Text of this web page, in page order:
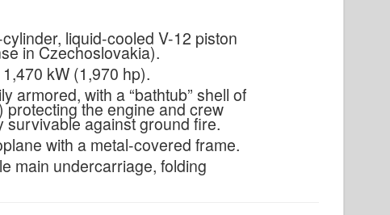
liquid-cooled V-12 piston
in Czechoslovakia).
kW (1,970 hp).
armored, with a “bathtub” shell of
protecting the engine and crew
survivable against ground fire.
with a metal-covered frame.
main undercarriage, folding